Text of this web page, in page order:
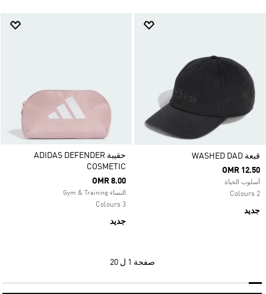
قبعة WASHED DAD
OMR 12.50
أسلوب الحياة
2 Colours
جديد
حقيبة ADIDAS DEFENDER
COSMETIC
OMR 8.00
النساء Gym & Training
3 Colours
جديد
صفحة 1 ل 20